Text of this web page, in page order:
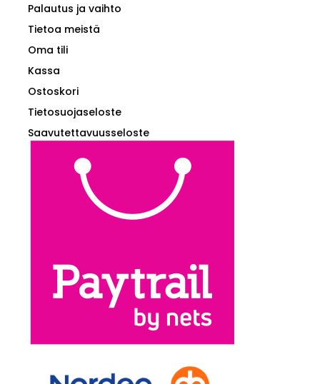
Palautus ja vaihto
Tietoa meistä
Oma tili
Kassa
Ostoskori
Tietosuojaseloste
Saavutettavuusseloste